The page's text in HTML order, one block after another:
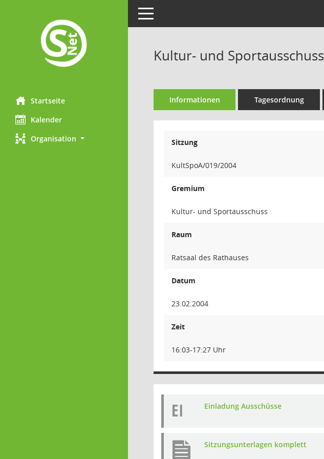
Startseite
Kalender
Organisation
Toggle navigation
Kultur- und
Informationen Tagesordnung
Sitzung
KultSpoA/019/2004
Gremium
Kultur- und Sportausschuss
Raum
Ratsaal des Rathauses
Datum
23.02.2004
Zeit
16:03-17:27 Uhr
EI Einladung Ausschüsse
Sitzungsunterlagen komplett